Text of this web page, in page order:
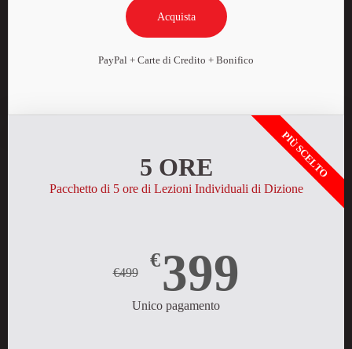
Acquista
PayPal + Carte di Credito + Bonifico
5 ORE
Pacchetto di 5 ore di Lezioni Individuali di Dizione
€499
€399
Unico pagamento
PIÙ SCELTO